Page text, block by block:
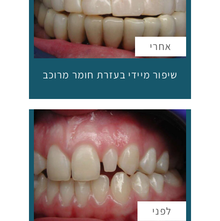
שיפור מיידי בעזרת חומר מרוכב